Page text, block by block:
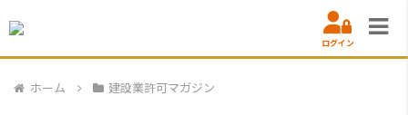
ログイン
ホーム 建設業許可マガジン